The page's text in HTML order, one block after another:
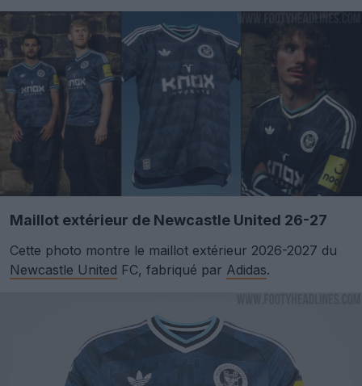
Maillot extérieur de Newcastle United 26-27
Cette photo montre le maillot extérieur 2026-2027 du
Newcastle United FC, fabriqué par Adidas.